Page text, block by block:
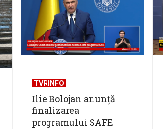
TVRINFO
Ilie Bolojan anunță
finalizarea
programului SAFE